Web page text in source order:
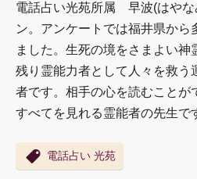
電話占い光苑所属 早波(はやな
ン。アンケートでは福井県から
ました。生死の境をさまよい神
残り霊能力者として人々を救う
者です。相手の心を読むことが
すべてを見れる霊能者の先生で
電話占い 光苑